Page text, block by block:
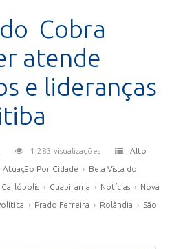
Cobra
atende
e lideranças
1.283 visualizações
Alto
Atuação Por Cidade › Bela Vista do
Carlópolis › Guapirama › Notícias › Nova
› Prado Ferreira › Rolândia › São